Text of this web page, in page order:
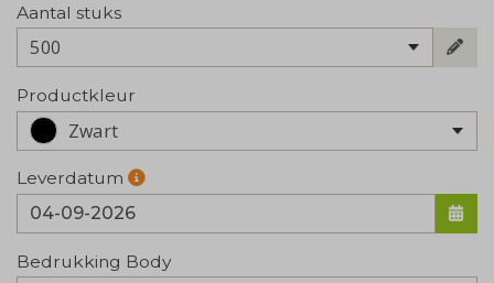
Aantal stuks
500
Productkleur
Zwart
Leverdatum
Bedrukking Body